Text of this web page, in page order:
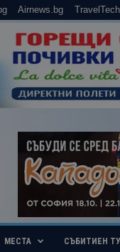
Airnews.bg
МЕСТА СЪБИТИЕН